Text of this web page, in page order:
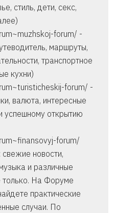
стиль, дети, секс,
forum/ -
маршруты,
транспортное
кухни)
forum/ -
валюта, интересные
успешному открытию
forum/
новости,
и различные
только. На Форуме
практические
случаи. По